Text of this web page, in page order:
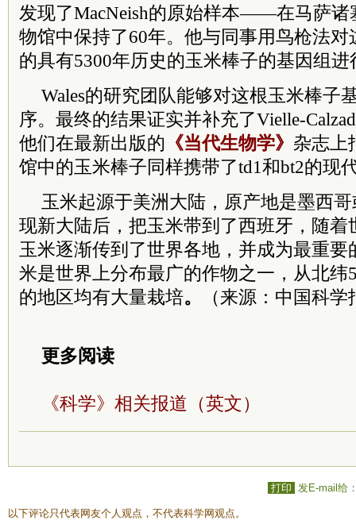
发现了MacNeish的原始样本——在马萨诸
物馆中保持了60年。他与同事用鸟枪法对
的具有5300年历史的玉米棒子的基因组
Wales的研究团队能够对这根玉米棒子
序。最终的结果证实并补充了Vielle-
他们在最新出版的 《当代生物学》 杂志上
馆中的玉米棒子同样携带了td1和bt2的现
玉米起源于美洲大陆，原产地是墨西
现新大陆后，把玉米带到了西班牙，随着
玉米逐渐传到了世界各地，并成为最重
米是世界上分布最广的作物之一，从北纬
的地区均有大量栽培。 （来源：中国科
更多阅读
《科学》相关报道（英文）
打印 发E-mail给
以下评论只代表网友个人观点，不代表科学网观点。